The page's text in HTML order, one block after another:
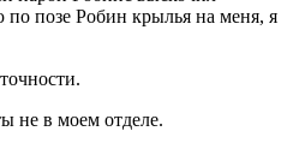
по позе Робин крылья на меня, я
не в моем отделе.